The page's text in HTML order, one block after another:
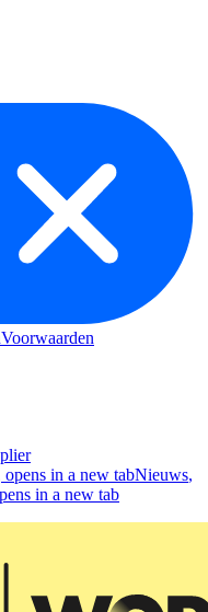
Voorwaarden
opens in a new tabNieuws,
in a new tab